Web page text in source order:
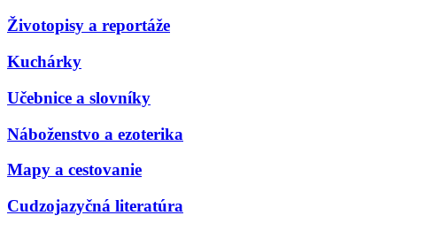
Životopisy a reportáže
Kuchárky
Učebnice a slovníky
Náboženstvo a ezoterika
Mapy a cestovanie
Cudzojazyčná literatúra